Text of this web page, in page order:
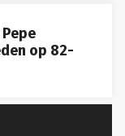
op 82-